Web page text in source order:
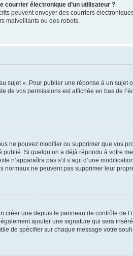
courrier électronique d’un utilisateur ?
peuvent envoyer des courriers
malveillants ou des robots.
sujet ». Pour publier une réponse à un
de vos permissions est affichée en bas de
ne pouvez modifier ou supprimer que vos
Si quelqu’un a déjà répondu à votre
n’apparaîtra pas s’il s’agit d’une
ne peuvent pas supprimer leur
créer une depuis le panneau de contrôle de
ajouter une signature qui sera
de spécifier sur chaque message votre